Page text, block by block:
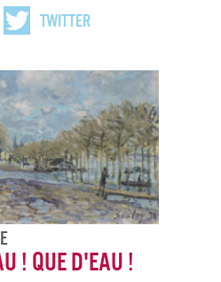
Twitter
! Que d'eau !